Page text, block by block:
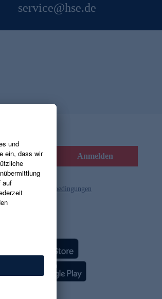
service@hse.de
Anmelden
und die Gutscheinbedingungen